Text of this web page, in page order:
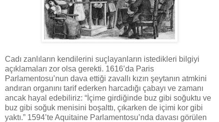
Cadı zanlıların kendilerini suçlayanların istedikleri bilgiyi
açıklamaları zor olsa gerekti. 1616’da Paris
Parlamentosu’nun dava ettiği zavallı kızın şeytanın atmkini
andıran organını tarif ederken harcadığı çabayı ve zamanı
ancak hayal edebiliriz: “İçime girdiğinde buz gibi soğuktu ve
buz gibi soğuk menisini boşalttı, çıkarken de içimi kor gibi
yaktı.” 1594’te Aquitaine Parlamentosu’nda davası görülen